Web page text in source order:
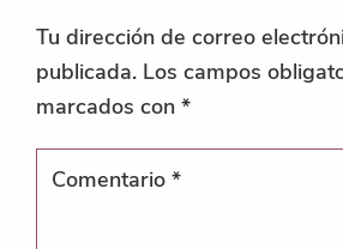
Tu dirección de correo
publicada. Los campos
marcados con *